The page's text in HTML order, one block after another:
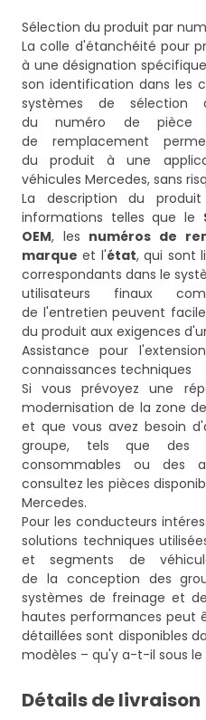
Sélection du produit par
La colle d'étanchéité pour
à une désignation
son identification dans les
systèmes de sélection
du numéro de pièce
de remplacement
du produit à une
véhicules Mercedes, sans
La description du
informations telles que le
OEM, les numéros de
marque et l'état, qui sont
correspondants dans le
utilisateurs finaux
de l'entretien peuvent
du produit aux exigences
Assistance pour
connaissances techniques
Si vous prévoyez une
modernisation de la zone
et que vous avez besoin
groupe, tels que des
consommables ou des
consultez les pièces
Mercedes.
Pour les conducteurs
solutions techniques
et segments de
de la conception des
systèmes de freinage et
hautes performances peut
détaillées sont disponibles
modèles – qu'y a-t-il sous
Détails de livraison